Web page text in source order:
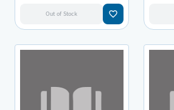
Out of Stock favorite_border